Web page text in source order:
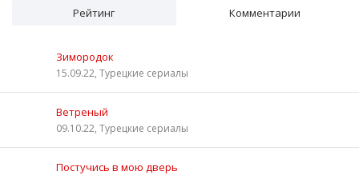
Рейтинг Комментарии
Зимородок
15.09.22, Турецкие сериалы
Ветреный
09.10.22, Турецкие сериалы
Постучись в мою дверь